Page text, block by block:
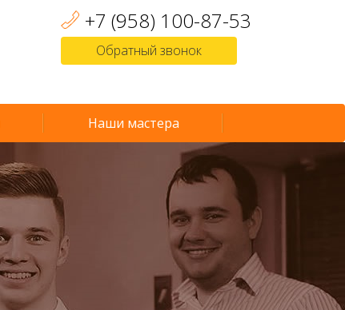
+7 (958) 100-87-53
Обратный звонок
Наши мастера